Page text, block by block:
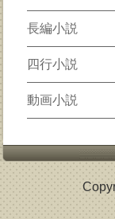
長編小説
四行小説
動画小説